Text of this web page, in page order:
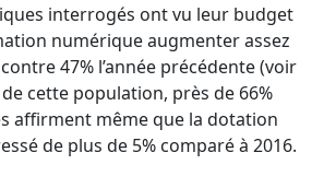
interrogés ont vu leur budget
numérique augmenter assez
47% l’année précédente (voir
cette population, près de 66%
affirment même que la dotation
de plus de 5% comparé à 2016.